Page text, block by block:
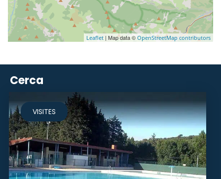
Leaflet | Map data © OpenStreetMap contributors
Cerca
VISITES